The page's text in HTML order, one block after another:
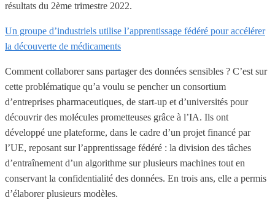
résultats du 2ème trimestre 2022.
Un groupe d’industriels utilise l’apprentissage fédéré pour accélérer
la découverte de médicaments
Comment collaborer sans partager des données sensibles ? C’est sur
cette problématique qu’a voulu se pencher un consortium
d’entreprises pharmaceutiques, de start-up et d’universités pour
découvrir des molécules prometteuses grâce à l’IA. Ils ont
développé une plateforme, dans le cadre d’un projet financé par
l’UE, reposant sur l’apprentissage fédéré : la division des tâches
d’entraînement d’un algorithme sur plusieurs machines tout en
conservant la confidentialité des données. En trois ans, elle a permis
d’élaborer plusieurs modèles.